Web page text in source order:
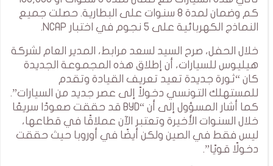
كم وضمان لمدة 8 سنوات على البطارية. حصلت جميع
النماذج الكهربائية على 5 نجوم في اختبار NCAP.
خلال الحفل، صرح السيد لسعد مرابط، المدير العام لشركة
هيليوس للسيارات، أن إطلاق هذه المجموعة الجديدة
كان “ثورة جديدة تعيد تعريف القيادة وتقدم
للمستهلك التونسي دخولاً إلى عصر جديد من السيارات”.
كما أشار المسؤول إلى أن “BYD قد حققت صعودًا سريعًا
خلال السنوات الأخيرة وتعتبر الآن عملاقًا في قطاعها،
ليس فقط في الصين ولكن أيضًا في أوروبا حيث حققت
دخولًا قويًا”.